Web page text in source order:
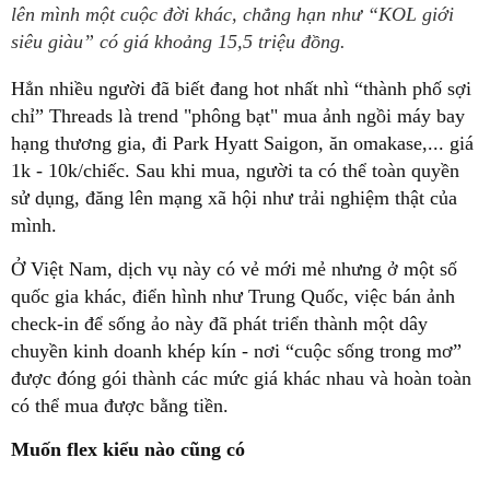
lên mình một cuộc đời khác, chẳng hạn như “KOL giới
siêu giàu” có giá khoảng 15,5 triệu đồng.
Hẳn nhiều người đã biết đang hot nhất nhì “thành phố sợi
chỉ” Threads là trend "phông bạt" mua ảnh ngồi máy bay
hạng thương gia, đi Park Hyatt Saigon, ăn omakase,... giá
1k - 10k/chiếc. Sau khi mua, người ta có thể toàn quyền
sử dụng, đăng lên mạng xã hội như trải nghiệm thật của
mình.
Ở Việt Nam, dịch vụ này có vẻ mới mẻ nhưng ở một số
quốc gia khác, điển hình như Trung Quốc, việc bán ảnh
check-in để sống ảo này đã phát triển thành một dây
chuyền kinh doanh khép kín - nơi “cuộc sống trong mơ”
được đóng gói thành các mức giá khác nhau và hoàn toàn
có thể mua được bằng tiền.
Muốn flex kiểu nào cũng có